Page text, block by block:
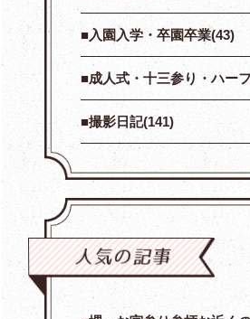
入園入学・卒園卒業(43)
成人式・十三参り・ハー
撮影日記(141)